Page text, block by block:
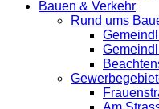
Bauen & Verkehr
Rund ums